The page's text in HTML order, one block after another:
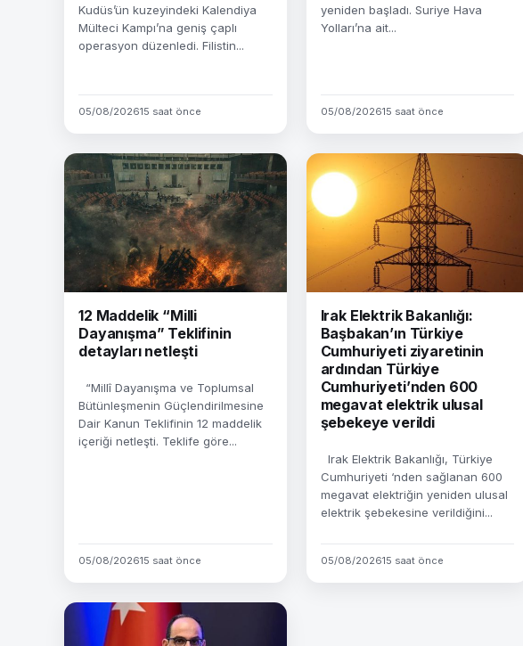
Kudüs’ün kuzeyindeki Kalendiya
Mülteci Kampı’na geniş çaplı
operasyon düzenledi. Filistin...
05/08/202615 saat önce
yeniden başladı. Suriye Hava
Yolları’na ait...
05/08/202615 saat önce
12 Maddelik “Milli
Dayanışma” Teklifinin
detayları netleşti
“Millî Dayanışma ve Toplumsal
Bütünleşmenin Güçlendirilmesine
Dair Kanun Teklifinin 12 maddelik
içeriği netleşti. Teklife göre...
05/08/202615 saat önce
Irak Elektrik Bakanlığı:
Başbakan’ın Türkiye
Cumhuriyeti ziyaretinin
ardından Türkiye
Cumhuriyeti’nden 600
megavat elektrik ulusal
şebekeye verildi
Irak Elektrik Bakanlığı, Türkiye
Cumhuriyeti ‘nden sağlanan 600
megavat elektriğin yeniden ulusal
elektrik şebekesine verildiğini...
05/08/202615 saat önce